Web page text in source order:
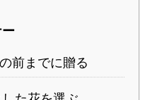
前までに贈る